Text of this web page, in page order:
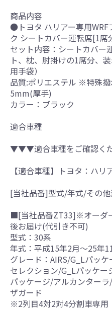
商品内容
●トヨタ ハリアー専用WRF
ク シートカバー運転席[1
セット内容：シートカバー
ト、枕、肘掛けの1席分、
用手袋）
品質:ポリエステル ※特殊
5mm(厚手)
カラー：ブラック
適合車種
▼▼▼適合車種をご確認
【適合車種】トヨタ：ハリ
[当社品番]型式/年式/その
■[当社品番ZT33]※オーダ
後お届け(代引き不可)
型式：30系
年式：平成15年2月～25年
グレード：AIRS/G_Lパッ
セレクション/G_Lパッケー
パッケージ/アルカンター
ザガード
※2列目4対2対4分割車専用